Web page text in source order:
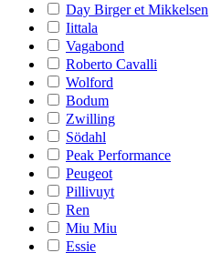
Day Birger et Mikkelsen
Iittala
Vagabond
Roberto Cavalli
Wolford
Bodum
Zwilling
Södahl
Peak Performance
Peugeot
Pillivuyt
Ren
Miu Miu
Essie